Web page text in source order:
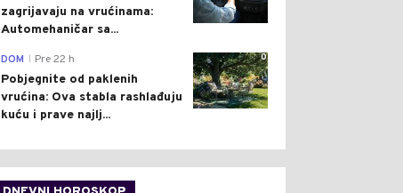
zagrijavaju na vrućinama:
Automehaničar sa...
0
DOM Pre 22 h
Pobjegnite od paklenih
vrućina: Ova stabla rashlađuju
kuću i prave najlj...